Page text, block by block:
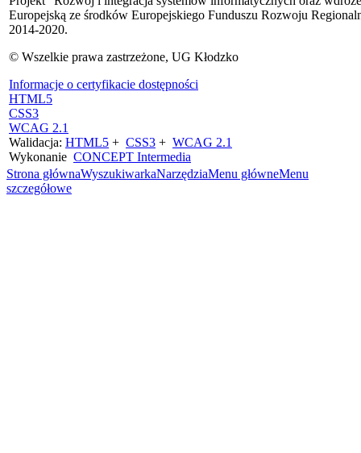
Europejską ze środków Europejskiego Funduszu Rozwoju
2014-2020.
© Wszelkie prawa zastrzeżone, UG Kłodzko
Informacje o certyfikacie dostępności
HTML5
CSS3
WCAG 2.1
Walidacja: HTML5 + CSS3 + WCAG 2.1
Wykonanie CONCEPT Intermedia
Strona głównaWyszukiwarkaNarzędziaMenu główneMenu
szczegółowe